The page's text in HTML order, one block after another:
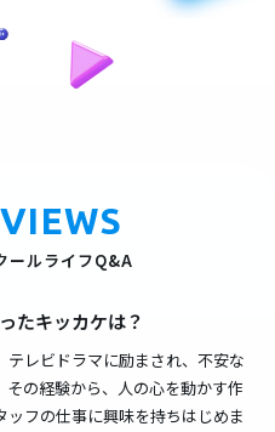
ールライフQ&A
たキッカケは？
レビドラマに励まされ、不安な
の経験から、人の心を動かす作
フの仕事に興味を持ちはじめま